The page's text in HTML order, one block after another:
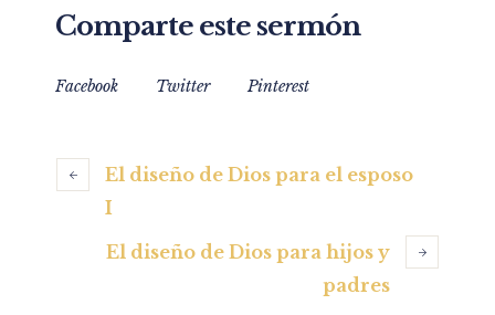
Comparte este sermón
Facebook Twitter Pinterest
El diseño de Dios para el esposo
I
El diseño de Dios para hijos y
padres